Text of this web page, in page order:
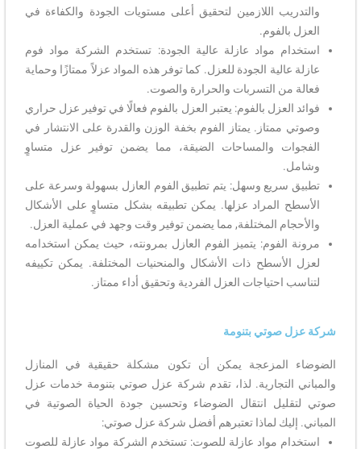
والتدريب اللازمين لتحقيق أعلى مستويات الجودة والكفاءة في
العزل بالفوم.
استخدام مواد عازلة عالية الجودة: تستخدم الشركة مواد فوم
عازلة عالية الجودة للعزل. كما توفر هذه المواد عزلاً ممتازًا وحماية
فعالة من التسربات والحرارة والصوت.
فوائد العزل بالفوم: يعتبر العزل بالفوم فعالًا في توفير عزل حراري
وصوتي ممتاز. يمتاز الفوم بخفة الوزن والقدرة على الانتشار في
الفجوات والمساحات الضيقة، مما يضمن توفير عزل متساوٍ
وشامل.
تطبيق سريع وسهل: يتم تطبيق الفوم العازل بسهولة وسرعة على
الأسطح المراد عزلها. يمكن تطبيقه بشكل متساوٍ على الأشكال
والأحجام المختلفة, مما يضمن توفير وقت وجهد في عملية العزل.
مرونة الفوم: يتميز الفوم العازل بمرونته، حيث يمكن استخدامه
لعزل الأسطح ذات الأشكال والمنحنيات المختلفة. يمكن تكييفه
لتناسب احتياجات العزل الفردية وتحقيق أداء ممتاز.
شركة عزل صوتي بتنومة
الضوضاء المزعجة يمكن أن تكون مشكلة حقيقية في المنازل
والمباني التجارية. لذا، تقدم شركة عزل صوتي بتنومة خدمات عزل
صوتي لتقليل انتقال الضوضاء وتحسين جودة الحياة الصوتية في
المباني. إليك لماذا تعتبرهم أفضل شركة عزل صوتي:
استخدام مواد عازلة للصوت: تستخدم الشركة مواد عازلة للصوت